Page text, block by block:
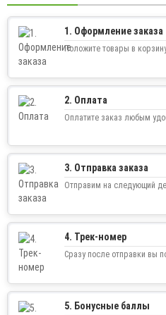
1. Оформление заказа
Положите товары в
2. Оплата
Оплатите заказ любым
3. Отправка заказа
Отправим на следующий
4. Трек-номер
Сразу после отправки вы
5. Бонусные баллы